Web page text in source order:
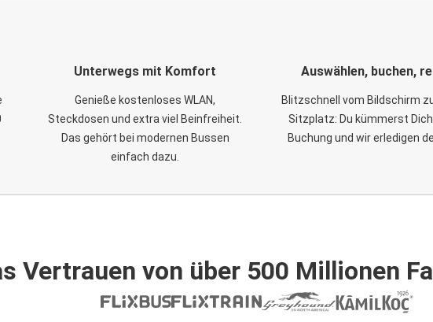
Unterwegs mit Komfort
Genieße kostenloses WLAN,
Steckdosen und extra viel Beinfreiheit.
Das gehört bei modernen Bussen
einfach dazu.
Auswählen, buchen,
Blitzschnell vom Bildschirm
Sitzplatz: Du kümmerst
Buchung und wir erledigen
Vertrauen von über 500 Millionen